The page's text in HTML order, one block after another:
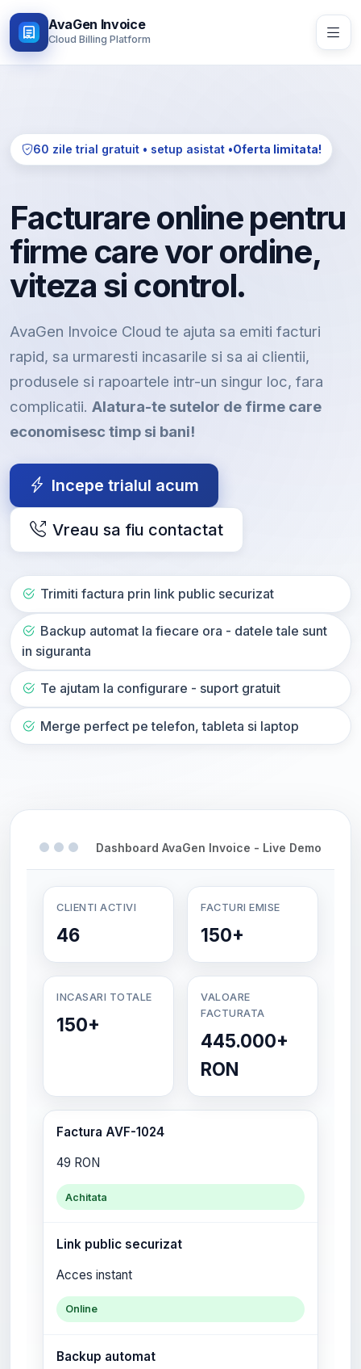
AvaGen Invoice
Cloud Billing Platform
60 zile trial gratuit • setup asistat •Oferta limitata!
Facturare online pentru
firme care vor ordine,
viteza si control.
AvaGen Invoice Cloud te ajuta sa emiti facturi
rapid, sa urmaresti incasarile si sa ai clientii,
produsele si rapoartele intr-un singur loc, fara
complicatii. Alatura-te sutelor de firme care
economisesc timp si bani!
Incepe trialul acum
Vreau sa fiu contactat
Trimiti factura prin link public securizat
Backup automat la fiecare ora - datele tale sunt
in siguranta
Te ajutam la configurare - suport gratuit
Merge perfect pe telefon, tableta si laptop
Dashboard AvaGen Invoice - Live Demo
CLIENTI ACTIVI
46
FACTURI EMISE
150+
INCASARI TOTALE
150+
VALOARE
FACTURATA
445.000+
RON
Factura AVF-1024
49 RON
Achitata
Link public securizat
Acces instant
Online
Backup automat